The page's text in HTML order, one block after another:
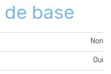
base
Non
Oui